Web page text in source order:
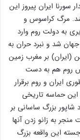
سورنا ایران پیروز این
مرگ کراسوس و
به دولت روم وارد
شد و نبرد حران به
(ایران) بر مغرب زمین
روم هم به دست
ایران و روم برقرار
این حماسه تاریخی
شاپور بزرگ ساسانی بر
منجر به زانو زدن آنها
این واقعه بزرگ